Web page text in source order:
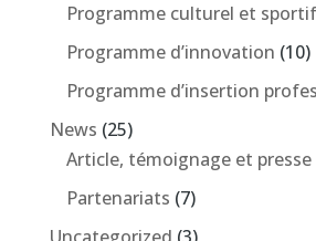
Programme culturel et sportif
Programme d’innovation (10)
Programme d’insertion
News (25)
Article, témoignage et presse
Partenariats (7)